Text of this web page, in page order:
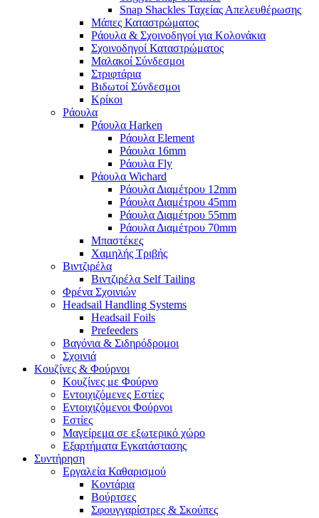
Snap Shackles Ταχείας Απελευθέρωσης
Μάπες Καταστρώματος
Ράουλα & Σχοινοδηγοί για Κολονάκια
Σχοινοδηγοί Καταστρώματος
Μαλακοί Σύνδεσμοι
Στριφτάρια
Βιδωτοί Σύνδεσμοι
Κρίκοι
Ράουλα
Ράουλα Harken
Ράουλα Element
Ράουλα 16mm
Ράουλα Fly
Ράουλα Wichard
Ράουλα Διαμέτρου 12mm
Ράουλα Διαμέτρου 45mm
Ράουλα Διαμέτρου 55mm
Ράουλα Διαμέτρου 70mm
Μπαστέκες
Χαμηλής Τριβής
Βιντζιρέλα
Βιντζιρέλα Self Tailing
Φρένα Σχοινιών
Headsail Handling Systems
Headsail Foils
Prefeeders
Βαγόνια & Σιδηρόδρομοι
Σχοινιά
Κουζίνες & Φούρνοι
Κουζίνες με Φούρνο
Εντοιχιζόμενες Εστίες
Εντοιχιζόμενοι Φούρνοι
Εστίες
Μαγείρεμα σε εξωτερικό χώρο
Εξαρτήματα Εγκατάστασης
Συντήρηση
Εργαλεία Καθαρισμού
Κοντάρια
Βούρτσες
Σφουγγαρίστρες & Σκούπες